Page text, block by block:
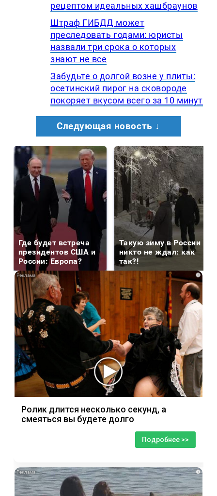
рецептом идеальных хашбраунов
Штраф ГИБДД может
преследовать годами: юристы
назвали три срока о которых
знают не все
Забудьте о долгой возне у плиты:
осетинский пирог на сковороде
покоряет вкусом всего за 10 минут
Следующая новость ↓
Где будет встреча
президентов США и
России: Европа?
Такую зиму в России
никто не ждал: как
так?!
i
Ролик длится несколько секунд, а
смеяться вы будете долго
Подробнее >>
i